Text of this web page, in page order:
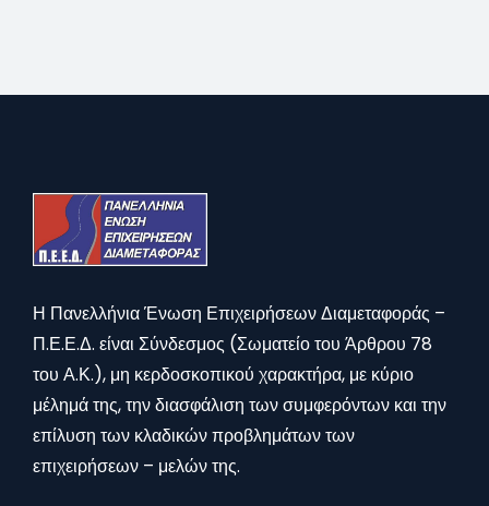
Η Πανελλήνια Ένωση Επιχειρήσεων Διαμεταφοράς –
Π.Ε.Ε.Δ. είναι Σύνδεσμος (Σωματείο του Άρθρου 78
του Α.Κ.), μη κερδοσκοπικού χαρακτήρα, με κύριο
μέλημά της, την διασφάλιση των συμφερόντων και την
επίλυση των κλαδικών προβλημάτων των
επιχειρήσεων – μελών της.